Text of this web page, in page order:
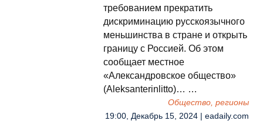
требованием прекратить
дискриминацию русскоязычного
меньшинства в стране и открыть
границу с Россией. Об этом
сообщает местное
«Александровское общество»
(Aleksanterinlitto)… …
Общество, регионы
19:00, Декабрь 15, 2024 | eadaily.com